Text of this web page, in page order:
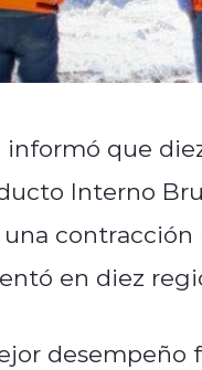
informó que
Interno
contracción
en diez
desempeño